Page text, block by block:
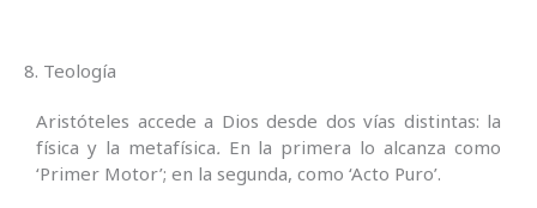
8. Teología
Aristóteles accede a Dios desde dos vías distintas: la
física y la metafísica. En la primera lo alcanza como
‘Primer Motor’; en la segunda, como ‘Acto Puro’.